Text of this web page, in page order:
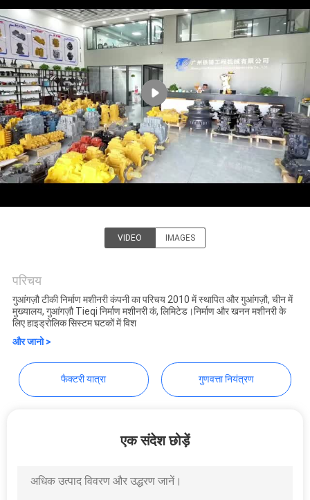
फैक्टरी
यात्रा
गुणवत्ता
नियंत्रण
हमसे
सभी
मामलों
एक
बोली
VIDEO IMAGES
परिचय
गुआंगज़ौ टीकी निर्माण मशीनरी कंपनी का परिचय 2010 में स्थापित और गुआंगज़ौ, चीन में
मुख्यालय, गुआंगज़ौ Tieqi निर्माण मशीनरी कं, लिमिटेड।निर्माण और खनन मशीनरी के
लिए हाइड्रोलिक सिस्टम घटकों में विश
और जानो >
फैक्टरी यात्रा गुणवत्ता नियंत्रण
एक संदेश छोड़ें